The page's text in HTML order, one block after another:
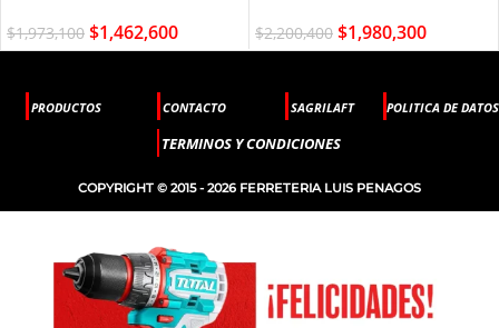
$1,973,100 $1,462,600 $2,200,400 $1,980,300
PRODUCTOS CONTACTO SAGRILAFT POLITICA DE DATOS
TERMINOS Y CONDICIONES
COPYRIGHT © 2015 - 2026 FERRETERIA LUIS PENAGOS